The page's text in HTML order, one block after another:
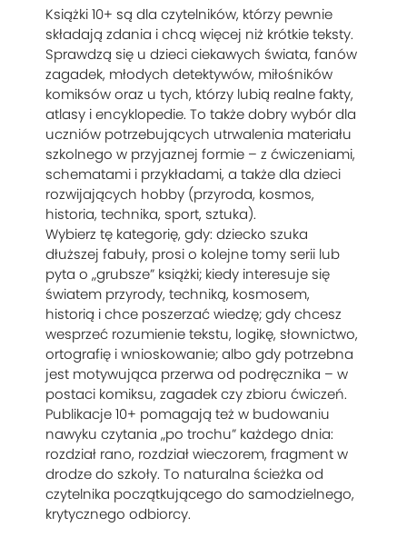
Książki 10+ są dla czytelników, którzy pewnie
składają zdania i chcą więcej niż krótkie teksty.
Sprawdzą się u dzieci ciekawych świata, fanów
zagadek, młodych detektywów, miłośników
komiksów oraz u tych, którzy lubią realne fakty,
atlasy i encyklopedie. To także dobry wybór dla
uczniów potrzebujących utrwalenia materiału
szkolnego w przyjaznej formie – z ćwiczeniami,
schematami i przykładami, a także dla dzieci
rozwijających hobby (przyroda, kosmos,
historia, technika, sport, sztuka).
Wybierz tę kategorię, gdy: dziecko szuka
dłuższej fabuły, prosi o kolejne tomy serii lub
pyta o „grubsze” książki; kiedy interesuje się
światem przyrody, techniką, kosmosem,
historią i chce poszerzać wiedzę; gdy chcesz
wesprzeć rozumienie tekstu, logikę, słownictwo,
ortografię i wnioskowanie; albo gdy potrzebna
jest motywująca przerwa od podręcznika – w
postaci komiksu, zagadek czy zbioru ćwiczeń.
Publikacje 10+ pomagają też w budowaniu
nawyku czytania „po trochu” każdego dnia:
rozdział rano, rozdział wieczorem, fragment w
drodze do szkoły. To naturalna ścieżka od
czytelnika początkującego do samodzielnego,
krytycznego odbiorcy.